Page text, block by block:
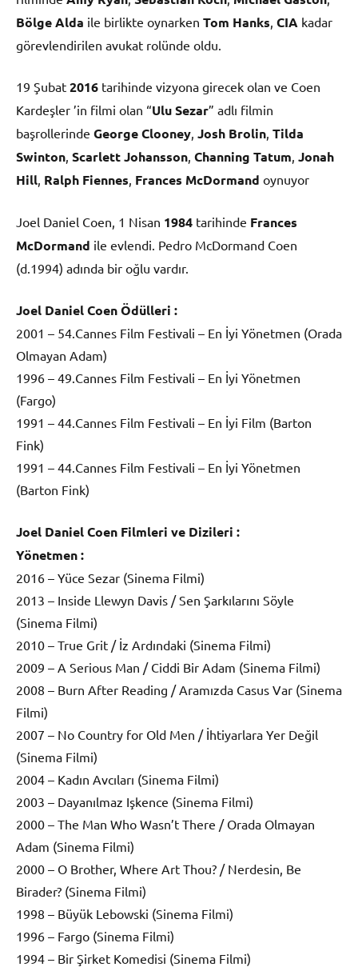
Bölge Alda ile birlikte oynarken Tom Hanks CIA kadar
görevlendirilen avukat rolünde oldu.
19 Şubat 2016 tarihinde vizyona girecek olan ve Coen
Kardeşler ’in filmi olan “Ulu Sezar” adlı filmin
başrollerinde George Clooney Josh Brolin Tilda
Swinton Scarlett Johansson Channing Tatum Jonah
Hill Ralph Fiennes Frances McDormand oynuyor
Joel Daniel Coen, 1 Nisan 1984 tarihinde Frances
McDormand ile evlendi. Pedro McDormand Coen
(d.1994) adında bir oğlu vardır.
Joel Daniel Coen Ödülleri :
2001 – 54.Cannes Film Festivali – En İyi Yönetmen (Orada
Olmayan Adam)
1996 – 49.Cannes Film Festivali – En İyi Yönetmen
(Fargo)
1991 – 44.Cannes Film Festivali – En İyi Film (Barton
Fink)
1991 – 44.Cannes Film Festivali – En İyi Yönetmen
(Barton Fink)
Joel Daniel Coen Filmleri ve Dizileri :
Yönetmen :
2016 – Yüce Sezar (Sinema Filmi)
2013 – Inside Llewyn Davis / Sen Şarkılarını Söyle
(Sinema Filmi)
2010 – True Grit / İz Ardındaki (Sinema Filmi)
2009 – A Serious Man / Ciddi Bir Adam (Sinema Filmi)
2008 – Burn After Reading / Aramızda Casus Var (Sinema
Filmi)
2007 – No Country for Old Men / İhtiyarlara Yer Değil
(Sinema Filmi)
2004 – Kadın Avcıları (Sinema Filmi)
2003 – Dayanılmaz Işkence (Sinema Filmi)
2000 – The Man Who Wasn’t There / Orada Olmayan
Adam (Sinema Filmi)
2000 – O Brother, Where Art Thou? / Nerdesin, Be
Birader? (Sinema Filmi)
1998 – Büyük Lebowski (Sinema Filmi)
1996 – Fargo (Sinema Filmi)
1994 – Bir Şirket Komedisi (Sinema Filmi)